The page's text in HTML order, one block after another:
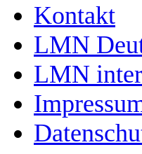
Kontakt
LMN
LMN